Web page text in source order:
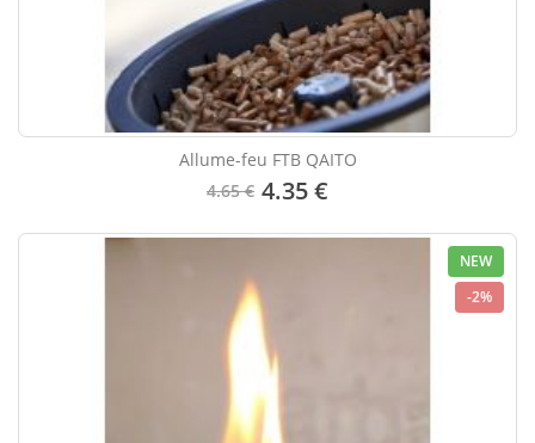
Allume-feu FTB QAITO
4.65 € 4.35 €
NEW
-2%